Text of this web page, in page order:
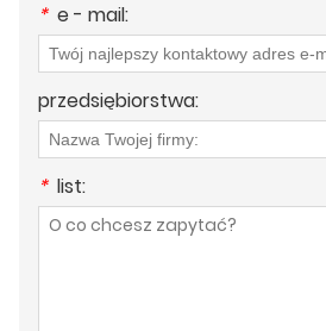
* e - mail:
przedsiębiorstwa:
* list: